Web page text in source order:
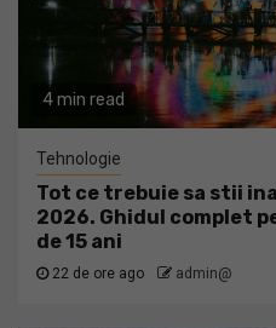
4 min read
Tehnologie
Tot ce trebuie sa stii
2026. Ghidul complet
de 15 ani
22 de ore ago admin@